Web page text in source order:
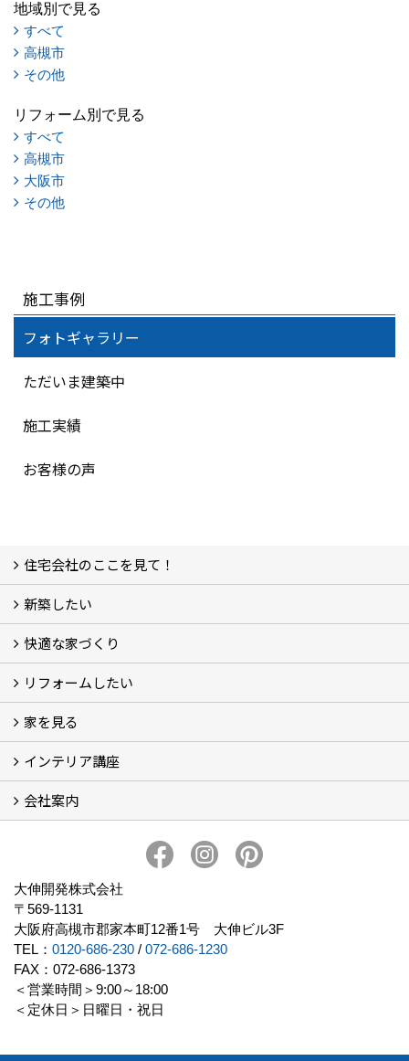
地域別で見る
すべて
高槻市
その他
リフォーム別で見る
すべて
高槻市
大阪市
その他
施工事例
フォトギャラリー
ただいま建築中
施工実績
お客様の声
住宅会社のここを見て！
家づくりをはじめる前に
施主をラクさせる会社とは？
理想の家を建てるには？
新築したい
こだわり
大伸の家づくり体制
地熱＆太陽光の家
家づくりスケジュール
アフター・保証体制
快適な家づくり
建替えたい
リフォームしたい
小さなリフォーム
大きなリフォーム
ビフォーアフター
家を見る
お客様の声
フォトギャラリー
ただいま建築中
施工実績
インテリア講座
イベント予告
イベント報告
会社案内
プライバシーポリシー
大伸開発株式会社
〒569-1131
大阪府高槻市郡家本町12番1号 大伸ビル3F
TEL： 0120-686-230 / 072-686-1230
FAX：072-686-1373
＜営業時間＞9:00～18:00
＜定休日＞日曜日・祝日